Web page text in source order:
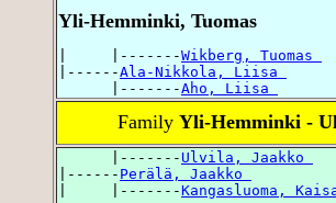
Yli-Hemminki, Tuomas
|     |-------Wikberg, Tuomas
|------Ala-Nikkola, Liisa
      |-------
Aho, Liisa
Family Yli-Hemminki -
      |-------
Ulvila, Jaakko
|------ Perälä, Jaakko
|     |-------Kangasluoma,